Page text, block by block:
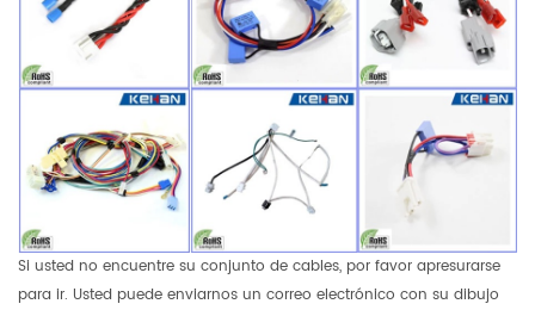
Si usted no encuentre su conjunto de cables, por favor apresurarse
para ir. Usted puede enviarnos un correo electrónico con su dibujo